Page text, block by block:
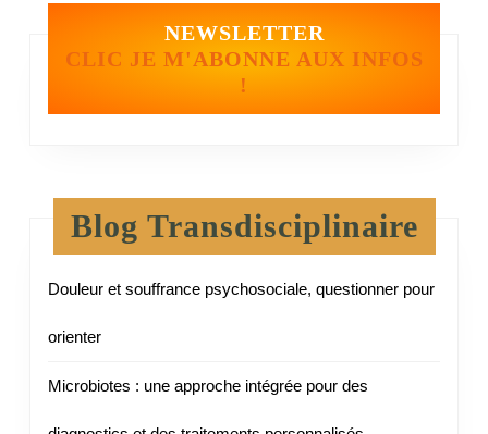
NEWSLETTER
CLIC JE M'ABONNE AUX INFOS
!
Blog Transdisciplinaire
Douleur et souffrance psychosociale, questionner pour
orienter
Microbiotes : une approche intégrée pour des